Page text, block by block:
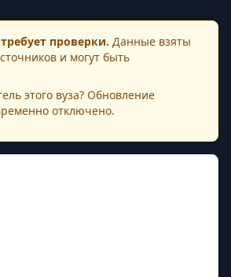
проверки. Данные взяты
и могут быть
этого вуза? Обновление
отключено.